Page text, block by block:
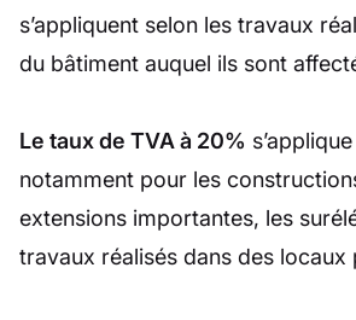
s’appliquent selon les travaux
du bâtiment auquel ils sont
Le taux de TVA à 20%
notamment pour les
extensions importantes, les
travaux réalisés dans des locaux